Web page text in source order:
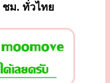
ชม. ทั่วไทย